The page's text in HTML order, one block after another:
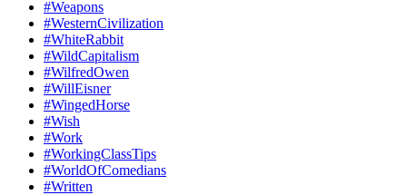
#Weapons
#WesternCivilization
#WhiteRabbit
#WildCapitalism
#WilfredOwen
#WillEisner
#WingedHorse
#Wish
#Work
#WorkingClassTips
#WorldOfComedians
#Written